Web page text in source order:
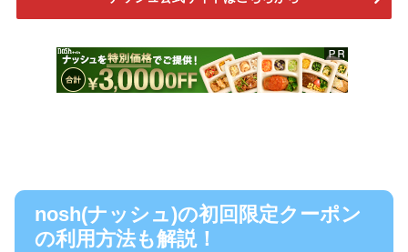
nosh(ナッシュ)の初回限定クーポン
の利用方法も解説！